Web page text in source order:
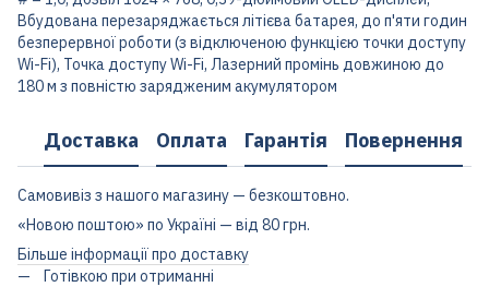
Вбудована перезаряджається літієва батарея, до п'яти годин
безперервної роботи (з відключеною функцією точки доступу
Wi-Fi), Точка доступу Wi-Fi, Лазерний промінь довжиною до
180 м з повністю зарядженим акумулятором
Доставка Оплата Гарантія Повернення
Самовивіз з нашого магазину — безкоштовно.
«Новою поштою» по Україні — від 80 грн.
Більше інформації про доставку
Готівкою при отриманні